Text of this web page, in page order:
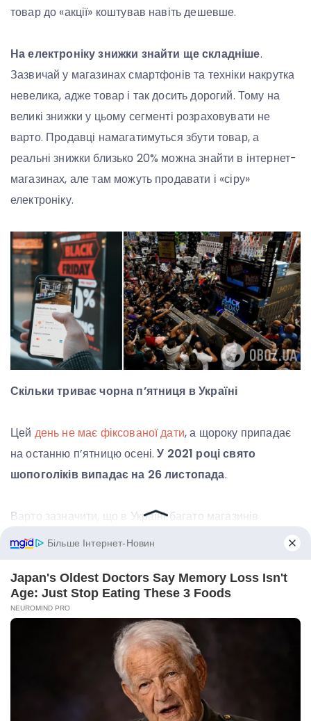
товар до «акції» коштував навіть дешевше.
На електроніку знижки знайти ще складніше.
Зазвичай у магазинах смартфонів та техніки накрутка
невелика, адже товар і так досить дорогий. Тому на
великі знижки у цьому сегменті розраховувати не
варто. Продавці намагатимуться збути товар, а
реальні знижки близько 20% можна знайти в інтернет-
магазинах, але там можуть продавати і «сіру»
електроніку.
Скільки триває чорна п’ятниця в Україні
Цей день не має фіксованої дати, а щороку припадає
на останню п’ятницю осені.У 2021 році свято
шопоголіків випадає на 26 листопада.
Варто зазначити, що в Україні багато магазинів
оголошують про знижки ще до офіційного початку
листопада.Розпродаж триває і у вихідні, а також у
понеділок після Чорної п’ятниці . Він має назву
«кіберпонеділок»